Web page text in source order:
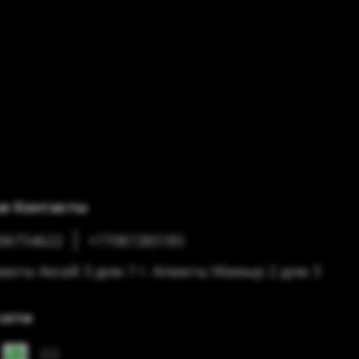
Контакты
+77087285185
Аксай 3 дом 7 г. Алматы Мамыр 2 дом 3